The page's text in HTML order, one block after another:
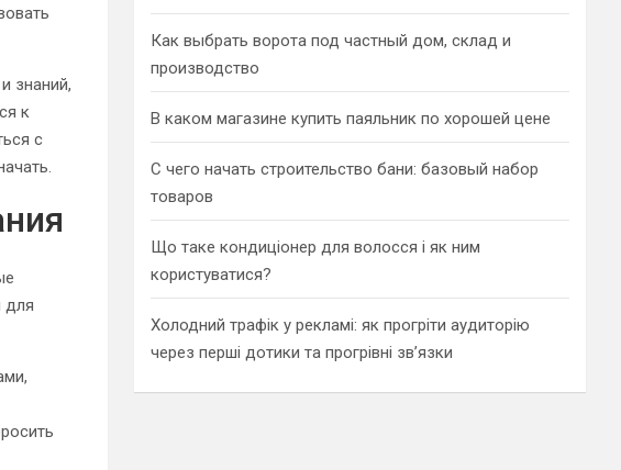
знаний,
к
с
для
Как выбрать ворота под частный дом, склад и
производство
В каком магазине купить паяльник по хорошей цене
С чего начать строительство бани: базовый набор
товаров
Що таке кондиціонер для волосся і як ним
користуватися?
Холодний трафік у рекламі: як прогріти аудиторію
через перші дотики та прогрівні зв’язки